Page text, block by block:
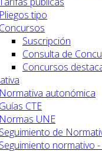
Pliegos tipo
Concursos
Suscripción
Consulta de
Concursos
Normativa autonómica
Guías CTE
Normas UNE
Seguimiento de
Seguimiento normativo